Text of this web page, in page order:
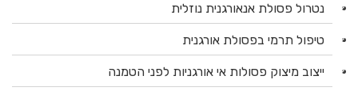
נטרול פסולת אנאורגנית נוזלית
טיפול תרמי בפסולת אורגנית
ייצוב מיצוק פסולות אי אורגניות לפני הטמנה